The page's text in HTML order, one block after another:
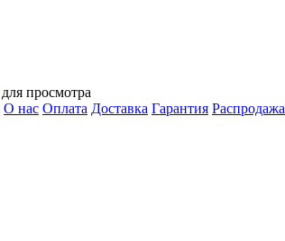
для просмотра
О нас Оплата Доставка Гарантия Распродажа